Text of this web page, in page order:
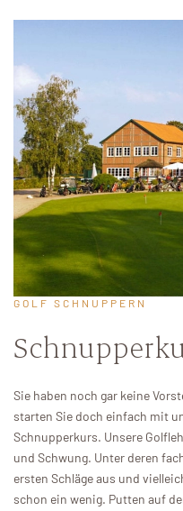
GOLF SCHNUPPERN
Sie haben noch gar keine
starten Sie doch einfach mit
Schnupperkurs. Unsere
und Schwung. Unter deren
ersten Schläge aus und
schon ein wenig. Putten auf